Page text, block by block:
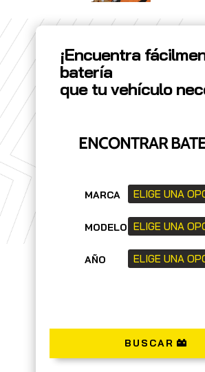
¡Encuentra
batería
que tu vehículo
ENCONTRAR
MARCA
MODELO
AÑO
BUSCAR